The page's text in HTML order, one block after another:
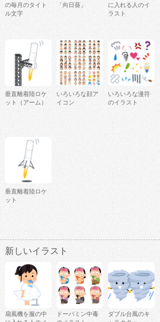
の毎月のタイト
ル文字
「向日葵」
に入れる人のイ
ラスト
垂直離着陸ロケ
ット（アーム）
いろいろな顔ア
イコン
いろいろな漫符
のイラスト
垂直離着陸ロケ
ット
新しいイラスト
扇風機を服の中
ドーパミン中毒
ダブル台風のキ